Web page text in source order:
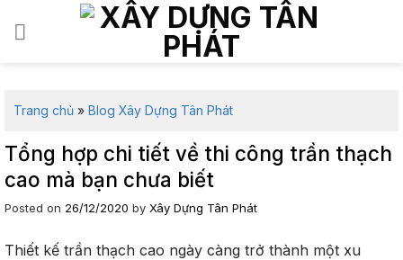
Trang chủ » Blog Xây Dựng Tân Phát
Tổng hợp chi tiết về thi công trần thạch
cao mà bạn chưa biết
Posted on 26/12/2020 by Xây Dựng Tân Phát
Thiết kế trần thạch cao ngày càng trở thành một xu